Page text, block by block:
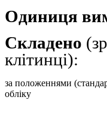
Одиниця
Складено
клітинці):
за положеннями
обліку